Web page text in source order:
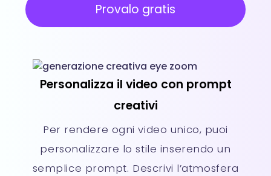
Provalo gratis
Personalizza il video con prompt
creativi
Per rendere ogni video unico, puoi
personalizzare lo stile inserendo un
semplice prompt. Descrivi l’atmosfera